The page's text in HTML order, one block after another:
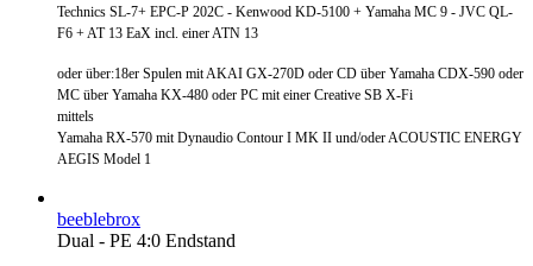
Technics SL-7+ EPC-P 202C - Kenwood KD-5100 + Yamaha MC 9 - JVC QL-
F6 + AT 13 EaX incl. einer ATN 13
oder über:18er Spulen mit AKAI GX-270D oder CD über Yamaha CDX-590 oder
MC über Yamaha KX-480 oder PC mit einer Creative SB X-Fi
mittels
Yamaha RX-570 mit Dynaudio Contour I MK II und/oder ACOUSTIC ENERGY
AEGIS Model 1
beeblebrox
Dual - PE 4:0 Endstand